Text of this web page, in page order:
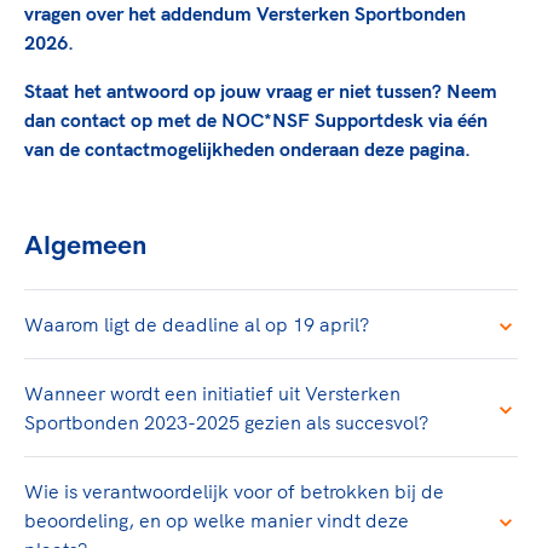
Sportonderzoek
Sportakkoord II
Olympische geschiedenis
Nieuwspagina
Columns
Sport gaat niet vanzelf
Veilige en integere sport
Gezonde sportomgeving
Duurzaamheid
Bekwaam sportkader
Sportmatch
Clubacties
Handboek Wet- en Regelgeving
Opleidingen en trainingen
Ruimte voor sport
TeamNL Academie Kalender
Kennisaanbod TeamNL Experts
TeamNL Sport Science Centre
Paralympische Spelen LA28
Europese Spelen Istanbul 2027
Topsportfinanciering
Top teamsportcompetities
vragen over het addendum Versterken Sportbonden
2026.
Staat het antwoord op jouw vraag er niet tussen? Neem
dan contact op met de NOC*NSF Supportdesk via één
van de contactmogelijkheden onderaan deze pagina.
Algemeen
Waarom ligt de deadline al op 19 april?
Wanneer wordt een initiatief uit Versterken
Sportbonden 2023-2025 gezien als succesvol?
Wie is verantwoordelijk voor of betrokken bij de
beoordeling, en op welke manier vindt deze